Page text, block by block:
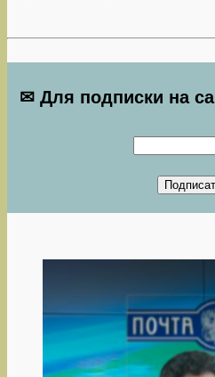
✉ Для подписки на